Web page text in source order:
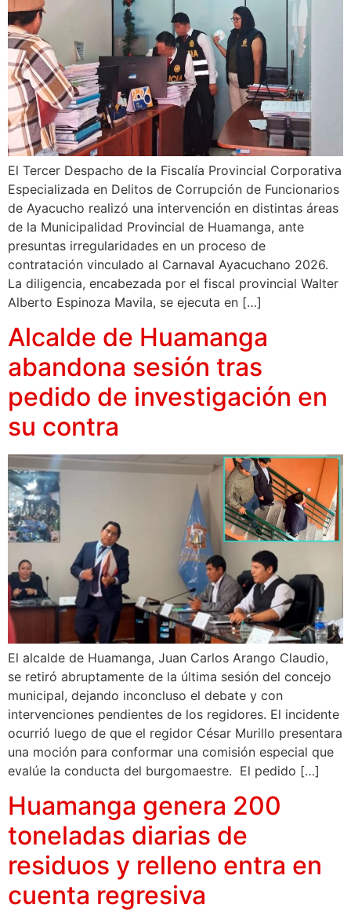
El Tercer Despacho de la Fiscalía Provincial Corporativa
Especializada en Delitos de Corrupción de Funcionarios
de Ayacucho realizó una intervención en distintas áreas
de la Municipalidad Provincial de Huamanga, ante
presuntas irregularidades en un proceso de
contratación vinculado al Carnaval Ayacuchano 2026.
La diligencia, encabezada por el fiscal provincial Walter
Alberto Espinoza Mavila, se ejecuta en […]
Alcalde de Huamanga
abandona sesión tras
pedido de investigación en
su contra
El alcalde de Huamanga, Juan Carlos Arango Claudio,
se retiró abruptamente de la última sesión del concejo
municipal, dejando inconcluso el debate y con
intervenciones pendientes de los regidores. El incidente
ocurrió luego de que el regidor César Murillo presentara
una moción para conformar una comisión especial que
evalúe la conducta del burgomaestre. El pedido […]
Huamanga genera 200
toneladas diarias de
residuos y relleno entra en
cuenta regresiva